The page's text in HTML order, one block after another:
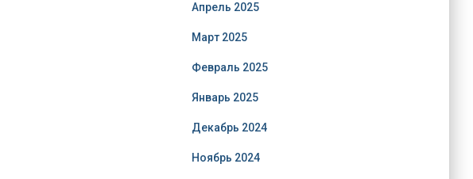
Апрель 2025
Март 2025
Февраль 2025
Январь 2025
Декабрь 2024
Ноябрь 2024